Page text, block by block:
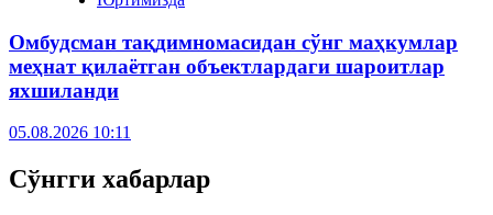
Омбудсман тақдимномасидан сўнг маҳкумлар
меҳнат қилаётган объектлардаги шароитлар
яхшиланди
05.08.2026 10:11
Сўнгги хабарлар